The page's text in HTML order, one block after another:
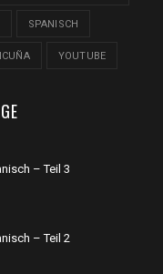
SPANISCH
YOUTUBE
– Teil 3
– Teil 2